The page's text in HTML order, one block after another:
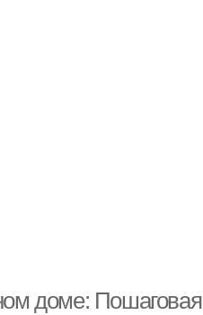
доме: Пошаговая